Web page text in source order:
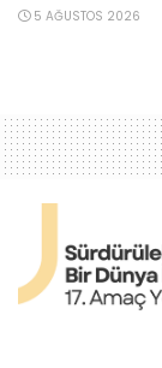
5 AĞUSTOS 2026